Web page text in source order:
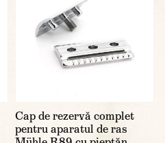
Cap de rezervă complet
pentru aparatul de ras